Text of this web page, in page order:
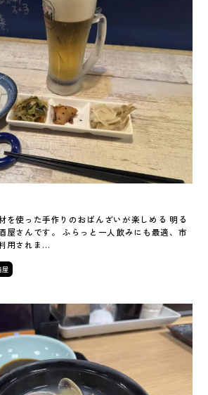
を使った手作りのおばんざいが楽しめる 明る
屋さんです。 ふらっと一人飲みにも最適、市
用されま…
屋